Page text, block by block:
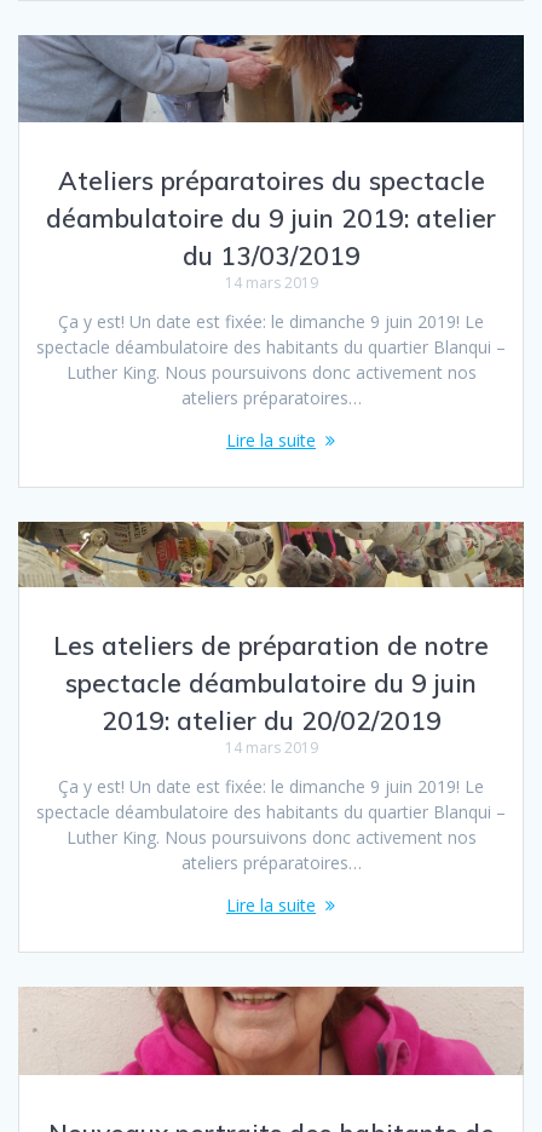
Ateliers préparatoires du spectacle
déambulatoire du 9 juin 2019: atelier
du 13/03/2019
14 mars 2019
Ça y est! Un date est fixée: le dimanche 9 juin 2019! Le
spectacle déambulatoire des habitants du quartier Blanqui –
Luther King. Nous poursuivons donc activement nos
ateliers préparatoires…
Lire la suite
Les ateliers de préparation de notre
spectacle déambulatoire du 9 juin
2019: atelier du 20/02/2019
14 mars 2019
Ça y est! Un date est fixée: le dimanche 9 juin 2019! Le
spectacle déambulatoire des habitants du quartier Blanqui –
Luther King. Nous poursuivons donc activement nos
ateliers préparatoires…
Lire la suite